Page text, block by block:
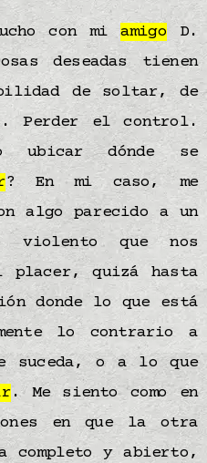
con miamigo D.
deseadas tienen
de soltar, de
Perder el control.
ubicar dónde se
? En mi caso, me
algo parecido a un
violento que nos
placer, quizá hasta
donde lo que está
lo contrario a
suceda, o a lo que
. Me siento como en
en que la otra
completo y abierto,